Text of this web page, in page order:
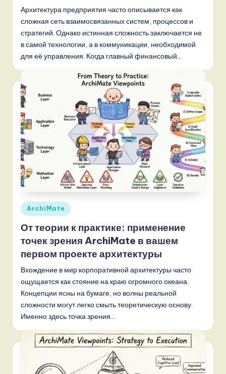
Архитектура предприятия часто описывается как
сложная сеть взаимосвязанных систем, процессов и
стратегий. Однако истинная сложность заключается не
в самой технологии, а в коммуникации, необходимой
для её управления. Когда главный финансовый…
Опубликовано
ArchiMate
От теории к практике: применение
точек зрения ArchiMate в вашем
первом проекте архитектуры
Вхождение в мир корпоративной архитектуры часто
ощущается как стояние на краю огромного океана.
Концепции ясны на бумаге, но волны реальной
сложности могут легко смыть теоретическую основу.
Именно здесь точка зрения…